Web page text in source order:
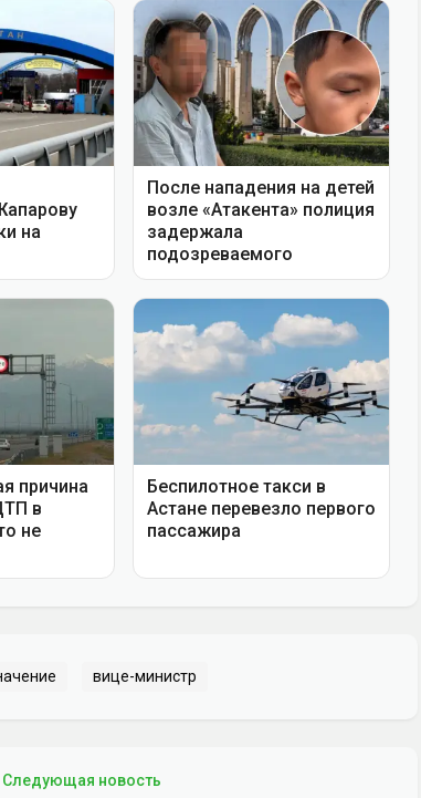
вице-министр
Следующая новость